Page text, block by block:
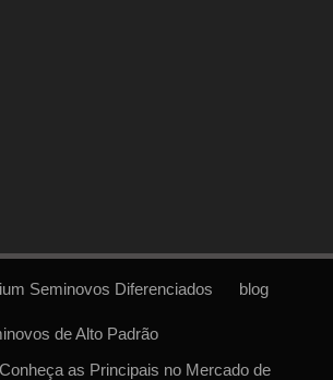
Seminovos Diferenciados blog
de Alto Padrão
as Principais no Mercado de